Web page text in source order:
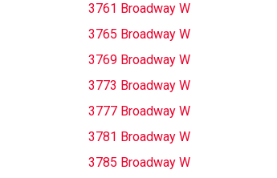
3761 Broadway W
3765 Broadway W
3769 Broadway W
3773 Broadway W
3777 Broadway W
3781 Broadway W
3785 Broadway W